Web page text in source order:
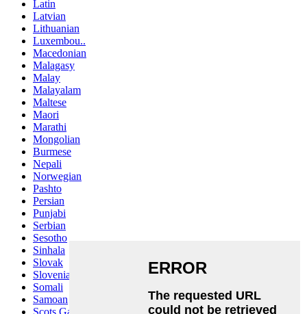
Latin
Latvian
Lithuanian
Luxembou..
Macedonian
Malagasy
Malay
Malayalam
Maltese
Maori
Marathi
Mongolian
Burmese
Nepali
Norwegian
Pashto
Persian
Punjabi
Serbian
Sesotho
Sinhala
Slovak
Slovenian
Somali
Samoan
Scots Gaelic